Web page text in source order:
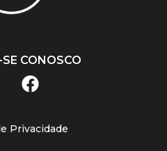
CONOSCO
Privacidade